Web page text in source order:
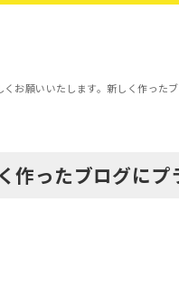
くお願いいたします。新しく作った
作ったブログに